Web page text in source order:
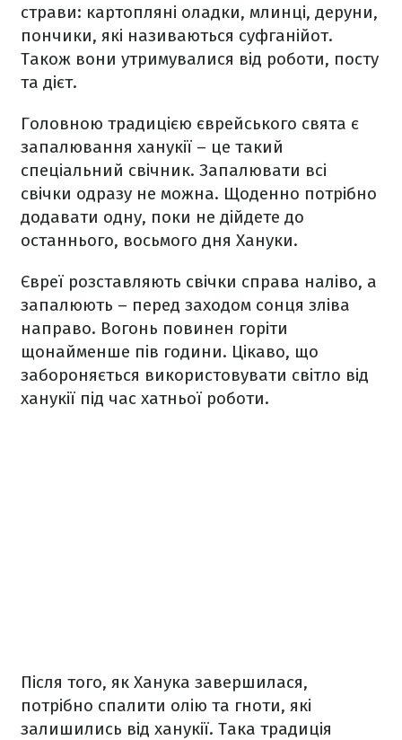
страви: картопляні оладки, млинці, деруни,
пончики, які називаються суфганійот.
Також вони утримувалися від роботи, посту
та дієт.
Головною традицією єврейського свята є
запалювання ханукії – це такий
спеціальний свічник. Запалювати всі
свічки одразу не можна. Щоденно потрібно
додавати одну, поки не дійдете до
останнього, восьмого дня Хануки.
Євреї розставляють свічки справа наліво, а
запалюють – перед заходом сонця зліва
направо. Вогонь повинен горіти
щонайменше пів години. Цікаво, що
забороняється використовувати світло від
ханукії під час хатньої роботи.
Після того, як Ханука завершилася,
потрібно спалити олію та гноти, які
залишились від ханукії. Така традиція